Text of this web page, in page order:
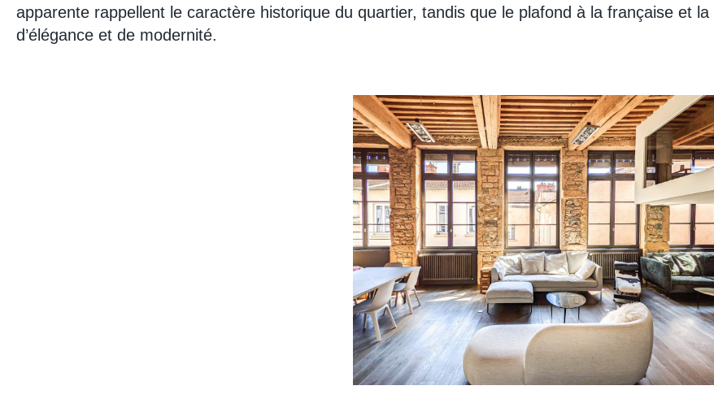
apparente rappellent le caractère historique du quartier, tandis que le plafond à la française et
d’élégance et de modernité.